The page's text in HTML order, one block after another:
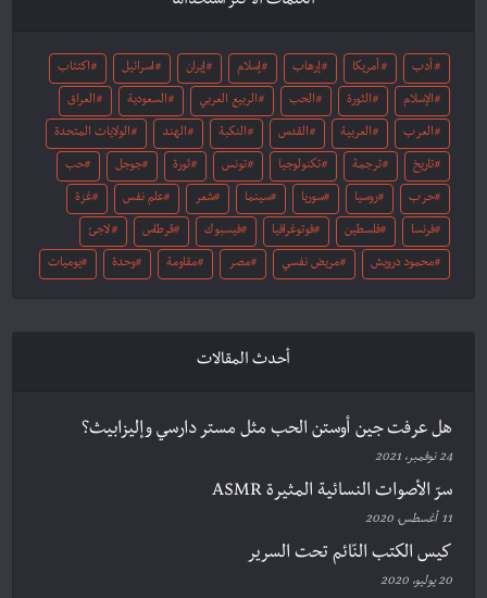
أدب أمريكا إرهاب إسلام إيران اسرائيل اكتئاب
الإسلام الثورة الحب الربيع العربي السعودية العراق
العرب العربية القدس النكبة الهند الولايات المتحدة
تاريخ ترجمة تكنولوجيا تونس ثورة جوجل حب
حرب روسيا سوريا سينما شعر علم نفس غزة
فرنسا فلسطين فوتوغرافيا فيسبوك قرطاس لاجئ
محمود درويش مريض نفسي مصر مقاومة وحدة يوميات
أحدث المقالات
هل عرفت جين أوستن الحب مثل مستر دارسي وإليزابيث؟
24 نوفمبر، 2021
سرّ الأصوات النسائية المثيرة ASMR
11 أغسطس، 2020
كيس الكتب النّائم تحت السرير
20 يوليو، 2020